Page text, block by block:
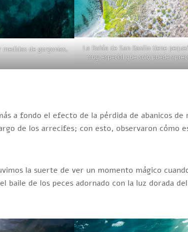
de gorgonias,
La Bahía de San Basilio tiene
muy especial que solo puede
a fondo el efecto de la pérdida de abanicos
de los arrecifes; con esto, observaron cómo
la suerte de ver un momento mágico
baile de los peces adornado con la luz dorada